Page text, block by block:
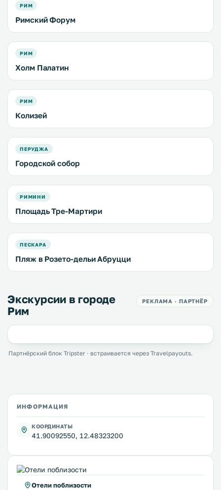
РИМ
Римский Форум
РИМ
Холм Палатин
РИМ
Колизей
ПЕРУДЖА
Городской собор
РИМИНИ
Площадь Тре-Мартири
ПЕСКАРА
Пляж в Розето-дельи Абруцци
Экскурсии в городе
Рим
РЕКЛАМА · ПАРТНЁР
Партнёрский блок Tripster · встраивается через Travelpayouts.
ИНФОРМАЦИЯ
КООРДИНАТЫ
41.90092550, 12.48323200
Отели поблизости